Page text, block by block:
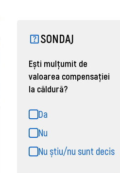
ECONOMIE
Moldova, de aproape opt ori
sub media UE la costul
SONDAJ
Ești mulțumit de
valoarea compensației
la căldură?
Da
Nu
Nu știu/nu sunt decis